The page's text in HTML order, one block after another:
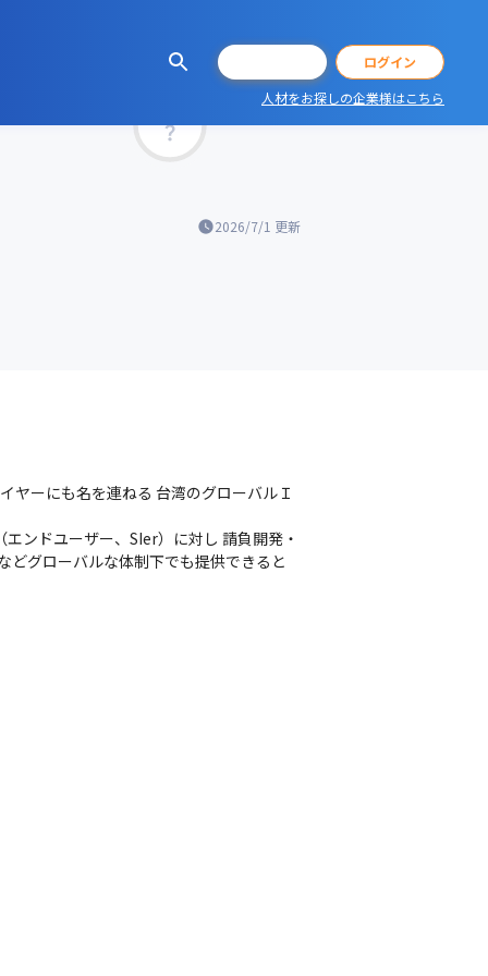
ログイン
人材をお探しの企業様はこちら
2026/7/1 更新
ーにも名を連ねる 台湾のグローバルＩ
ンドユーザー、SIer）に対し 請負開発・
どグローバルな体制下でも提供できると